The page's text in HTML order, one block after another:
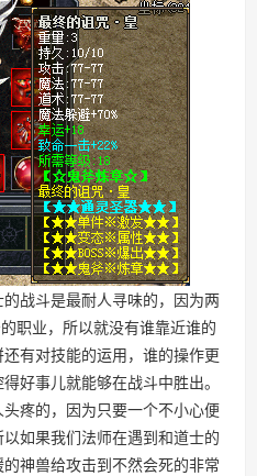
战斗是最耐人寻味的，因为两
职业，所以就没有谁靠近谁的
有对技能的运用，谁的操作更
好事儿就能够在战斗中胜出。
疼的，因为只要一个不小心便
如果我们法师在遇到和道士的
神兽给攻击到不然会死的非常